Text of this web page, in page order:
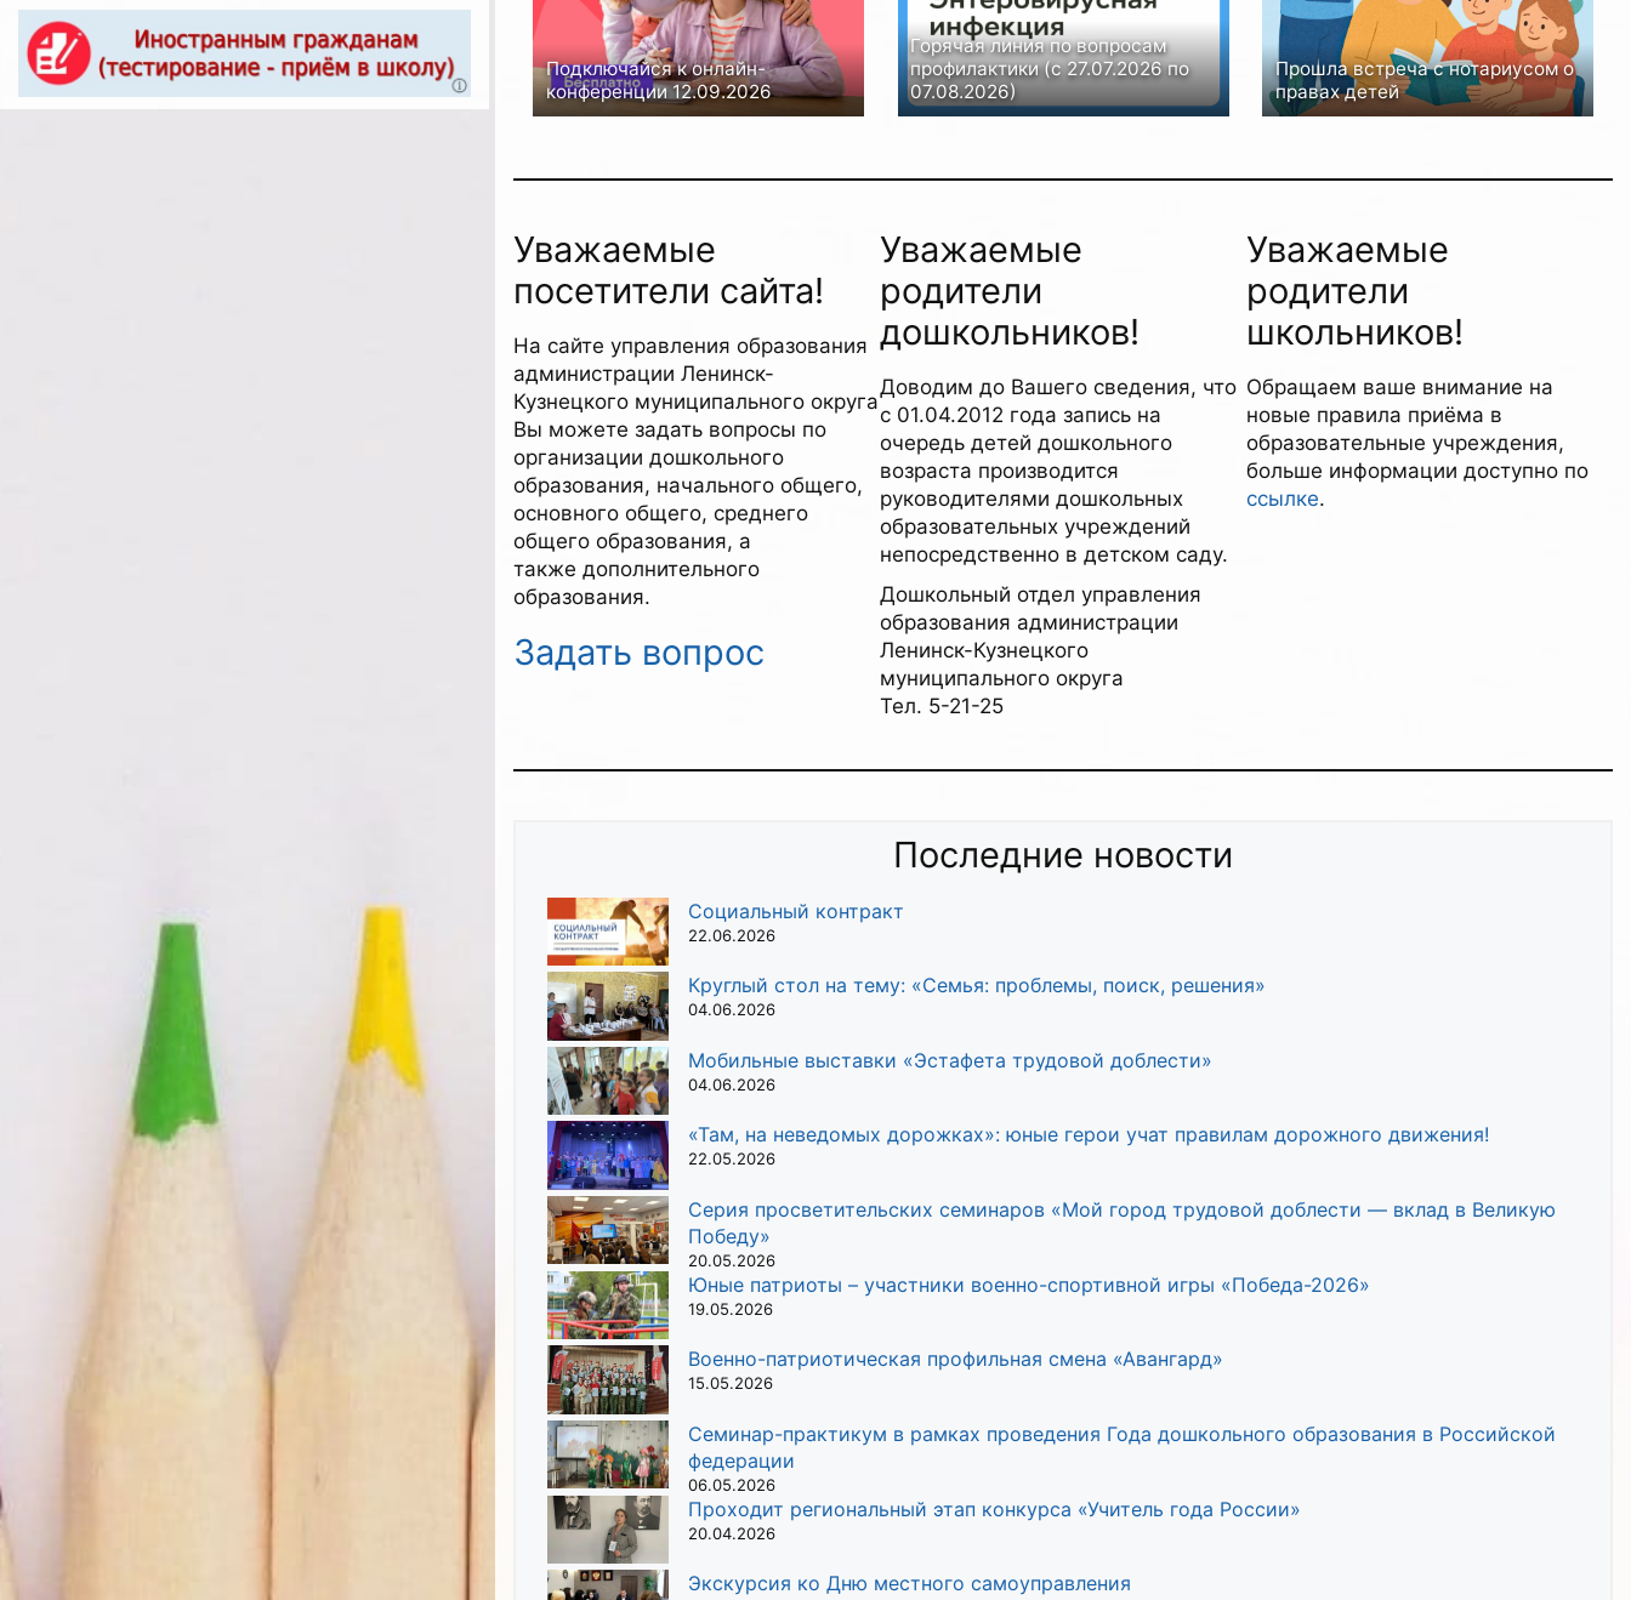
Подключайся к онлайн-
конференции 12.09.2026
Горячая линия по вопросам
профилактики (с 27.07.2026 по
07.08.2026)
Прошла встреча с нотариусом о
правах детей
Уважаемые
посетители сайта!
На сайте управления образования
администрации Ленинск-
Кузнецкого муниципального округа
Вы можете задать вопросы по
организации дошкольного
образования, начального общего,
основного общего, среднего
общего образования, а
также дополнительного
образования.
Задать вопрос
Уважаемые
родители
дошкольников!
Доводим до Вашего сведения, что
с 01.04.2012 года запись на
очередь детей дошкольного
возраста производится
руководителями дошкольных
образовательных учреждений
непосредственно в детском саду.
Дошкольный отдел управления
образования администрации
Ленинск-Кузнецкого
муниципального округа
Тел. 5-21-25
Уважаемые
родители
школьников!
Обращаем ваше внимание на
новые правила приёма в
образовательные учреждения,
больше информации доступно по
ссылке.
Последние новости
Социальный контракт
22.06.2026
Круглый стол на тему: «Семья: проблемы, поиск, решения»
04.06.2026
Мобильные выставки «Эстафета трудовой доблести»
04.06.2026
«Там, на неведомых дорожках»: юные герои учат правилам дорожного движения!
22.05.2026
Серия просветительских семинаров «Мой город трудовой доблести — вклад в Великую
Победу»
20.05.2026
Юные патриоты – участники военно-спортивной игры «Победа-2026»
19.05.2026
Военно-патриотическая профильная смена «Авангард»
15.05.2026
Семинар-практикум в рамках проведения Года дошкольного образования в Российской
федерации
06.05.2026
Проходит региональный этап конкурса «Учитель года России»
20.04.2026
Экскурсия ко Дню местного самоуправления